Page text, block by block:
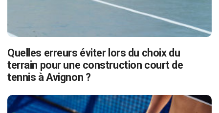
Quelles erreurs éviter lors du choix du
terrain pour une construction court de
tennis à Avignon ?